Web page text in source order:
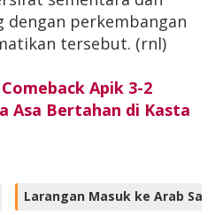
dengan perkembangan
tersebut. (rnl)
Apik 3-2
Asa Bertahan di Kasta
Larangan Masuk ke Arab